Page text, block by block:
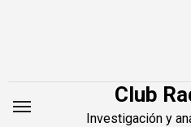
Club
Investigación y